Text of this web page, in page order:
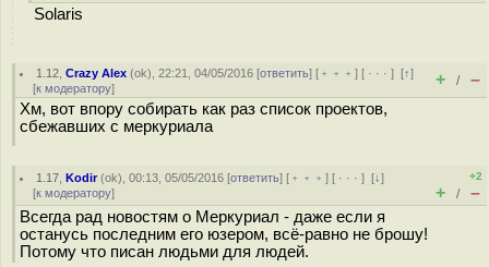
Solaris
1.12 ,Crazy Alex (ok), 22:21, 04/05/2016 [ответить] [ ﹢﹢﹢] [ · · ·][↑]
[к модератору] + / –
Хм, вот впору собирать как раз список проектов,
сбежавших с меркуриала
1.17 ,Kodir(ok), 00:13, 05/05/2016 [ответить] [ ﹢﹢﹢] [ · · ·][↓]
[к модератору]
+2
+ / –
Всегда рад новостям о Меркуриал - даже если я
останусь последним его юзером, всё-равно не брошу!
Потому что писан людьми для людей.